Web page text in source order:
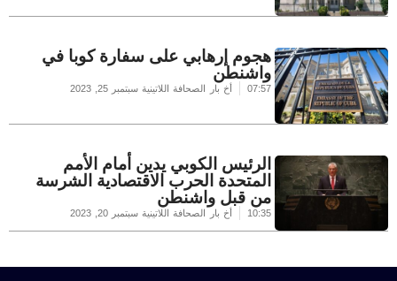
هجوم إرهابي على سفارة كوبا في
واشنطن
07:57 أخ بار الصحافة اللاتينية سبتمبر 25, 2023
الرئيس الكوبي يدين أمام الأمم
المتحدة الحرب الاقتصادية الشرسة
من قبل واشنطن
10:35 أخ بار الصحافة اللاتينية سبتمبر 20, 2023